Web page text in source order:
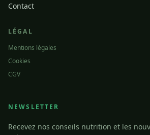
Contact
LÉGAL
Mentions légales
Cookies
CGV
NEWSLETTER
Recevez nos conseils nutrition et les